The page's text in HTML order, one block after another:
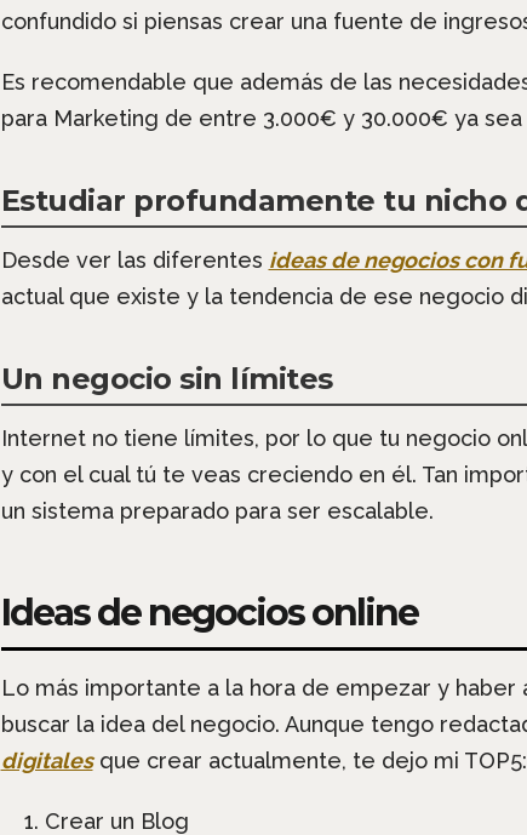
confundido si piensas crear una fuente de
Es recomendable que además de las
para Marketing de entre 3.000€ y 30.000€ ya
Estudiar profundamente tu nicho
Desde ver las diferentes ideas de negocios con
actual que existe y la tendencia de ese negocio
Un negocio sin límites
Internet no tiene límites, por lo que tu negocio
y con el cual tú te veas creciendo en él. Tan
un sistema preparado para ser escalable.
Ideas de negocios online
Lo más importante a la hora de empezar y
buscar la idea del negocio. Aunque tengo
digitalesque crear actualmente, te dejo mi TOP5:
Crear un Blog